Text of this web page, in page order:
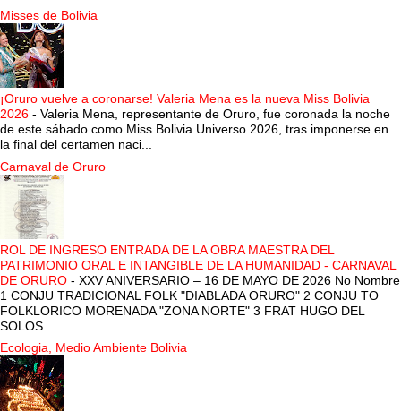
Misses de Bolivia
¡Oruro vuelve a coronarse! Valeria Mena es la nueva Miss Bolivia
2026 - Valeria Mena, representante de Oruro, fue coronada la noche
de este sábado como Miss Bolivia Universo 2026, tras imponerse en
la final del certamen naci...
Carnaval de Oruro
ROL DE INGRESO ENTRADA DE LA OBRA MAESTRA DEL
PATRIMONIO ORAL E INTANGIBLE DE LA HUMANIDAD - CARNAVAL
DE ORURO - XXV ANIVERSARIO – 16 DE MAYO DE 2026 No Nombre
1 CONJU TRADICIONAL FOLK "DIABLADA ORURO" 2 CONJU TO
FOLKLORICO MORENADA "ZONA NORTE" 3 FRAT HUGO DEL
SOLOS...
Ecologia, Medio Ambiente Bolivia